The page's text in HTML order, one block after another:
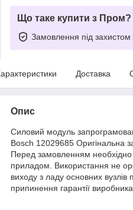
Що таке купити з Пром?
Замовлення під захистом
Доставка
Опис
Силовий модуль
Bosch 12029685 Оригінальна
Перед замовленням необхідно
приладом. Використання не
виходу з ладу основних
припинення гарантії виробника.